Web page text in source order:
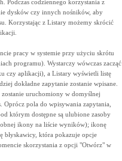
Podczas codziennego korzystania z
dysków czy innych nośników, aby
Korzystając z Listary możemy skrócić
pracy w systemie przy użyciu skrótu
programu). Wystarczy wówczas zacząć
czy aplikacji), a Listary wyświetli listę
dokładne zapytanie zostanie wpisane.
uruchomiony w domyślnej
pola do wpisywania zapytania,
którym dostępne są ulubione zasoby
ikony na liście wyników); ikonę
błyskawicy, która pokazuje opcje
skorzystania z opcji "Otwórz" w